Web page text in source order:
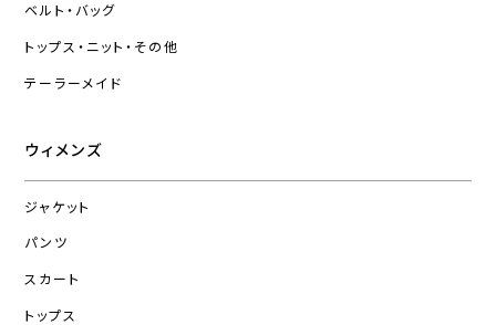
ベルト・バッグ
トップス・ニット・その他
テーラーメイド
ウィメンズ
ジャケット
パンツ
スカート
トップス